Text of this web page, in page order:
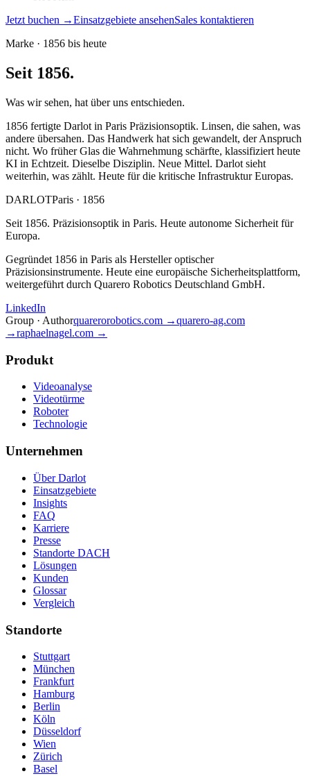
Jetzt buchen →Einsatzgebiete ansehenSales kontaktieren
Marke · 1856 bis heute
Seit 1856.
Was wir sehen, hat über uns entschieden.
1856 fertigte Darlot in Paris Präzisionsoptik. Linsen, die sahen, was
andere übersahen. Das Handwerk hat sich gewandelt, der Anspruch
nicht. Wo früher Glas die Wahrnehmung schärfte, klassifiziert heute
KI in Echtzeit. Dieselbe Disziplin. Neue Mittel. Darlot sieht
weiterhin, was zählt. Heute für die kritische Infrastruktur Europas.
DARLOTParis · 1856
Seit 1856. Präzisionsoptik in Paris. Heute autonome Sicherheit für
Europa.
Gegründet 1856 in Paris als Hersteller optischer
Präzisionsinstrumente. Heute eine europäische Sicherheitsplattform,
weitergeführt durch Quarero Robotics Deutschland GmbH.
LinkedIn
Group · Authorquarerorobotics.com →quarero-ag.com
→raphaelnagel.com →
Produkt
Videoanalyse
Videotürme
Roboter
Technologie
Unternehmen
Über Darlot
Einsatzgebiete
Insights
FAQ
Karriere
Presse
Standorte DACH
Lösungen
Kunden
Glossar
Vergleich
Standorte
Stuttgart
München
Frankfurt
Hamburg
Berlin
Köln
Düsseldorf
Wien
Zürich
Basel